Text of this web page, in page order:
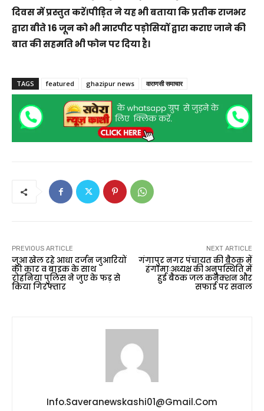
दिवस में प्रस्तुत करें।पीड़ित ने यह भी बताया कि प्रतीक राजभर
द्वारा बीते 16 जून को भी मारपीट पड़ोसियों द्वारा कराए जाने की
बात की सहमति भी फोन पर दिया है।
TAGS featured ghazipur news वाराणसी समाचार
PREVIOUS ARTICLE
जुआ खेल रहे आधा दर्जन जुआरियों
को कार व बाइक के साथ
रोहनिया पुलिस ने जुए के फड़ से
किया गिरफ्तार
NEXT ARTICLE
गंगापुर नगर पंचायत की बैठक में
हंगामाःअध्यक्ष की अनुपस्थिति में
हुई बैठक जल कनेक्शन और
सफाई पर सवाल
Info.saveranewskashi01@gmail.com